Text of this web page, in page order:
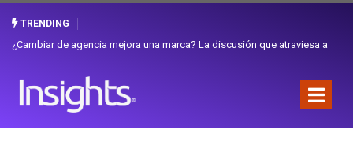
TRENDING
a
Gabriela Herrera y el arte de cambiarse el sombrero en Corporación